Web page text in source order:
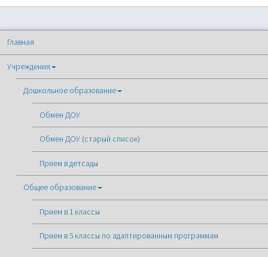
Главная
Учреждения
Дошкольное образование
Обмен ДОУ
Обмен ДОУ (старый список)
Прием в детсады
Общее образование
Прием в 1 классы
Прием в 5 классы по адаптированным программам